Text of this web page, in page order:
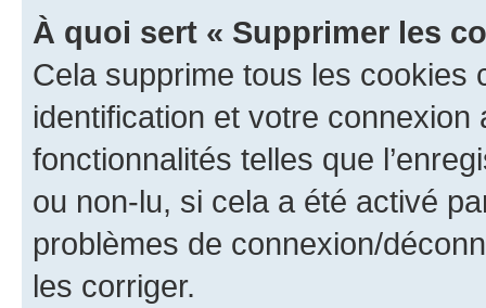
À quoi sert « Supprimer les
Cela supprime tous les cookies
identification et votre
fonctionnalités telles que
ou non-lu, si cela a été activé
problèmes de connexion/
les corriger.